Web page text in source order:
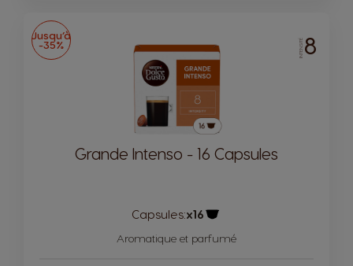
Jusqu’à
-35% INTENSITÉ8
Grande Intenso - 16 Capsules
Capsules:x16
Aromatique et parfumé